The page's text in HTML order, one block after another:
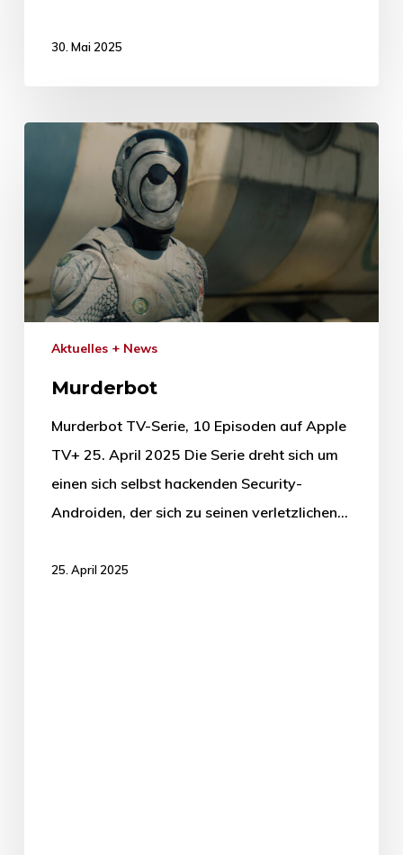
30. Mai 2025
Aktuelles + News
Murderbot
Murderbot TV-Serie, 10 Episoden auf Apple
TV+ 25. April 2025 Die Serie dreht sich um
einen sich selbst hackenden Security-
Androiden, der sich zu seinen verletzlichen…
25. April 2025